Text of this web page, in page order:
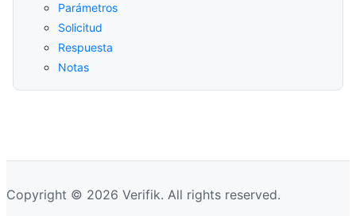
Parámetros
Solicitud
Respuesta
Notas
Copyright © 2026 Verifik. All rights reserved.